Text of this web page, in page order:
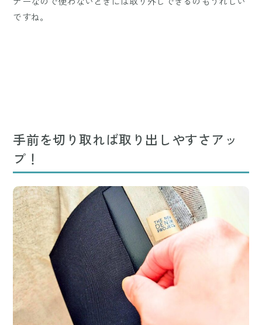
ですね。
手前を切り取れば取り出しやすさアッ
プ！